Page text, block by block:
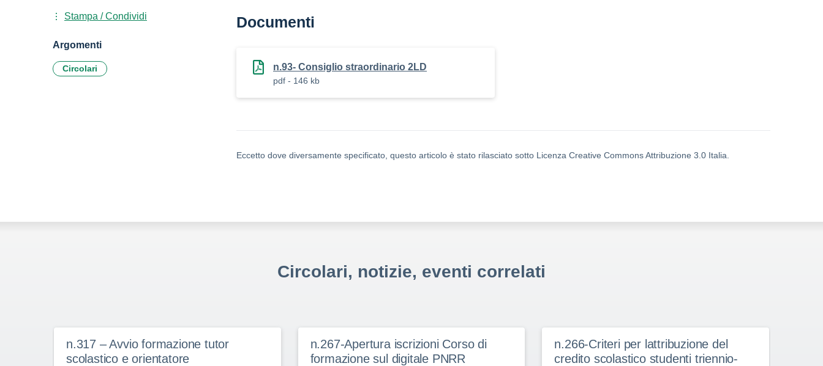
Documenti
n.93- Consiglio straordinario 2LD
pdf - 146 kb
Eccetto dove diversamente specificato, questo articolo è stato rilasciato sotto Licenza Creative Commons Attribuzione 3.0 Italia.
Stampa / Condividi
Argomenti
Circolari
Circolari, notizie, eventi correlati
n.317 – Avvio formazione tutor
scolastico e orientatore
n.267-Apertura iscrizioni Corso di
formazione sul digitale PNRR
n.266-Criteri per lattribuzione del
credito scolastico studenti triennio-